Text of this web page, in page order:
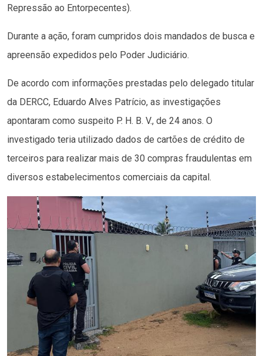
Repressão ao Entorpecentes).
Durante a ação, foram cumpridos dois mandados de busca e
apreensão expedidos pelo Poder Judiciário.
De acordo com informações prestadas pelo delegado titular
da DERCC, Eduardo Alves Patrício, as investigações
apontaram como suspeito P. H. B. V., de 24 anos. O
investigado teria utilizado dados de cartões de crédito de
terceiros para realizar mais de 30 compras fraudulentas em
diversos estabelecimentos comerciais da capital.